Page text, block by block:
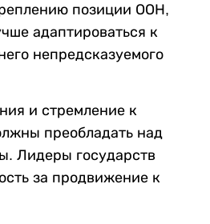
позиции ООН,
адаптироваться к
непредсказуемого
и стремление к
преобладать над
Лидеры государств
за продвижение к